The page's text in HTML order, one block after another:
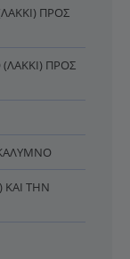
ΠΡΟΣ
ΠΡΟΣ
ΚΑΙ ΤΗΝ